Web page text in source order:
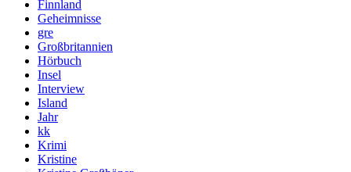
Finnland
Geheimnisse
gre
Großbritannien
Hörbuch
Insel
Interview
Island
Jahr
kk
Krimi
Kristine